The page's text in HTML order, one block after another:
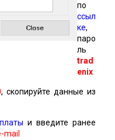
по
ссыл
ке,
паро
ль
trad
enix
, скопируйте данные из
и введите ранее
mail